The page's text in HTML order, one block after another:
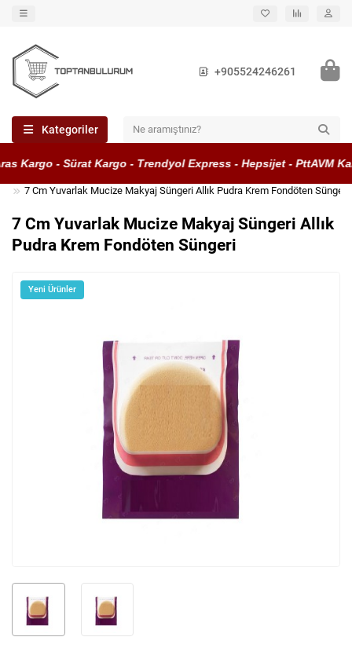
+905524246261
Kategoriler
Kargo - Sürat Kargo - Trendyol Express - Hepsijet - PttAVM
7 Cm Yuvarlak Mucize Makyaj Süngeri Allık Pudra Krem Fondöten Süngeri
7 Cm Yuvarlak Mucize Makyaj Süngeri Allık
Pudra Krem Fondöten Süngeri
Yeni Ürünler